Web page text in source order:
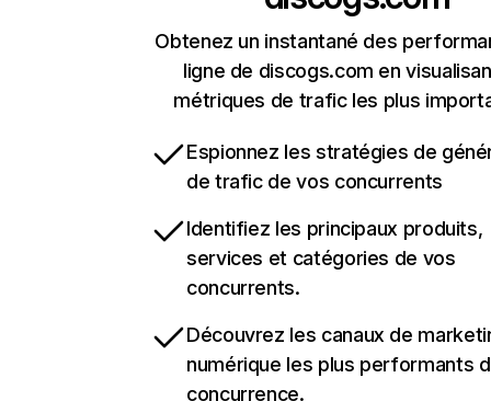
Obtenez un instantané des
ligne de discogs.com en
métriques de trafic les plus
Espionnez les stratégies de
de trafic de vos concurrents
Identifiez les principaux produits,
services et catégories de vos
concurrents.
Découvrez les canaux de
numérique les plus performants
concurrence.